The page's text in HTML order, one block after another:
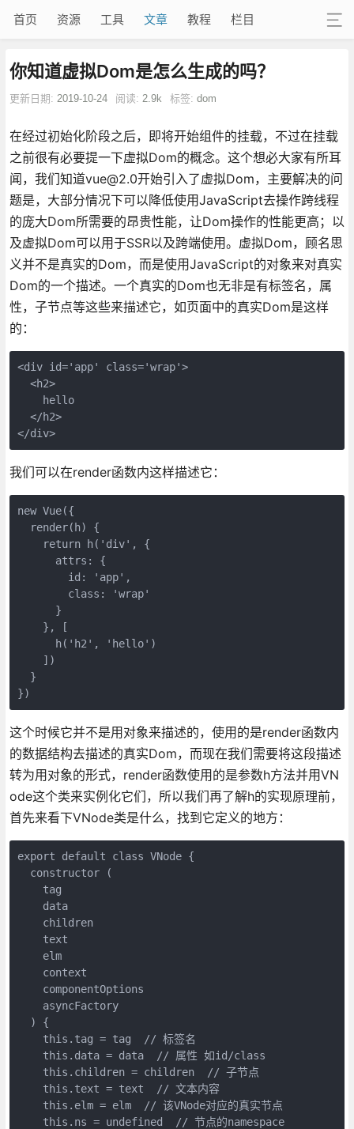
首页 资源 工具 文章 教程 栏目
你知道虚拟Dom是怎么生成的吗？
更新日期: 2019-10-24 阅读: 2.9k 标签: dom
在经过初始化阶段之后，即将开始组件的挂载，不过在挂载
之前很有必要提一下虚拟Dom的概念。这个想必大家有所耳
闻，我们知道vue@2.0开始引入了虚拟Dom，主要解决的问
题是，大部分情况下可以降低使用JavaScript去操作跨线程
的庞大Dom所需要的昂贵性能，让Dom操作的性能更高；以
及虚拟Dom可以用于SSR以及跨端使用。虚拟Dom，顾名思
义并不是真实的Dom，而是使用JavaScript的对象来对真实
Dom的一个描述。一个真实的Dom也无非是有标签名，属
性，子节点等这些来描述它，如页面中的真实Dom是这样
的：
<div id='app' class='wrap'>
  <h2>
    hello
  </h2>
</div>
我们可以在render函数内这样描述它：
new Vue({
  render(h) {
    return h('div', {
      attrs: {
        id: 'app',
        class: 'wrap'
      }
    }, [
      h('h2', 'hello')
    ])
  }
这个时候它并不是用对象来描述的，使用的是render函数内
的数据结构去描述的真实Dom，而现在我们需要将这段描述
转为用对象的形式，render函数使用的是参数h方法并用VN
ode这个类来实例化它们，所以我们再了解h的实现原理前，
首先来看下VNode类是什么，找到它定义的地方：
export default class VNode {
  constructor (
    tag
    data
    children
    text
    elm
    context
    componentOptions
    asyncFactory
  ) {
    this.tag = tag  // 标签名
    this.data = data  // 属性 如id/class
    this.children = children  // 子节点
    this.text = text  // 文本内容
    this.elm = elm  // 该VNode对应的真实节点
    this.ns = undefined  // 节点的namespace